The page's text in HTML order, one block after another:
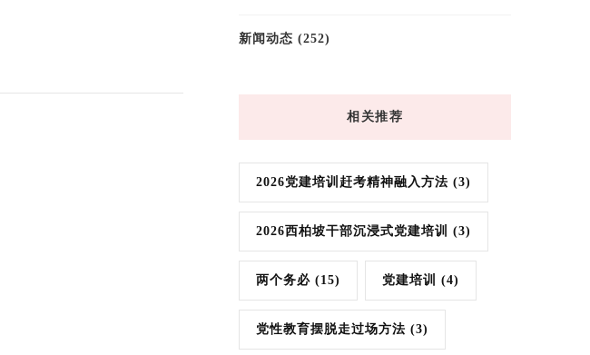
新闻动态 (252)
相关推荐
2026党建培训赶考精神融入方法 (3)
2026西柏坡干部沉浸式党建培训 (3)
两个务必 (15) 党建培训 (4)
党性教育摆脱走过场方法 (3)